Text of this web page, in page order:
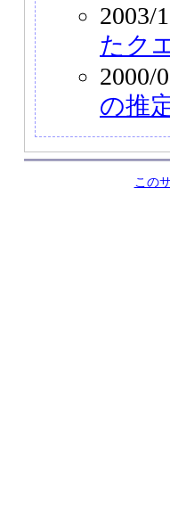
2003/
たク
2000/
の推
この